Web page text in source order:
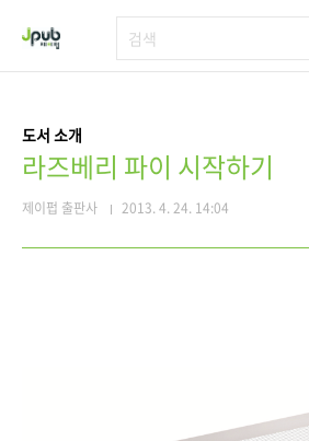
도서 소개
라즈베리 파이 시작하기
제이펍 출판사 2013. 4. 24. 14:04